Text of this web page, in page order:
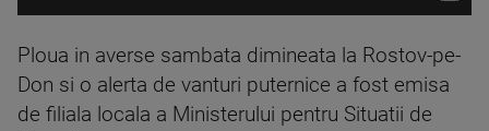
Ploua in averse sambata dimineata la Rostov-pe-
Don si o alerta de vanturi puternice a fost emisa
de filiala locala a Ministerului pentru Situatii de